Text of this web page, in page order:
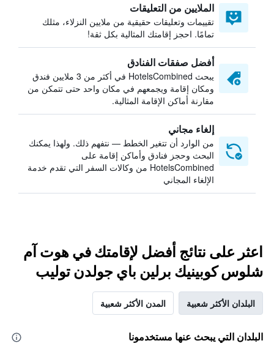
الملايين من التعليقات
تقييمات وتعليقات حقيقية من ملايين النزلاء، مثلك
تمامًا. احجز إقامتك المثالية بكل ثقة!
أفضل صفقات الفنادق
يبحث HotelsCombined في أكثر من 3 ملايين فندق
ومكان إقامة ويجمعهم في مكان واحد حتى تتمكن من
مقارنة أماكن الإقامة المثالية.
إلغاء مجاني
من الوارد أن تتغير الخطط — نتفهم ذلك. ولهذا يمكنك
البحث وحجز فنادق وأماكن إقامة على
HotelsCombined من وكالات السفر التي تقدم خدمة
الإلغاء المجاني
اعثر على نتائج أفضل لإقامتك في هوت آم
شلوس كوبينيك برلين باي جولدن توليب
البلدان الأكثر شعبية المدن الأكثر شعبية
البلدان التي يبحث عنها مستخدمونا